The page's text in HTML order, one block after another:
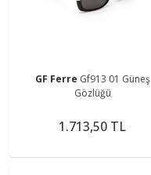
GF Ferre Gf913 01 Güneş
Gözlüğü
1.713,50 TL